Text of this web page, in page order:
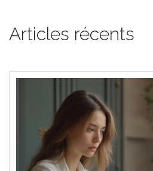
Articles récents